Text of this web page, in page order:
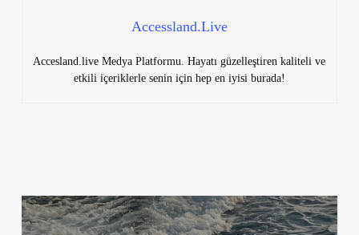
Accessland.Live
Accesland.live Medya Platformu. Hayatı güzelleştiren kaliteli ve
etkili içeriklerle senin için hep en iyisi burada!